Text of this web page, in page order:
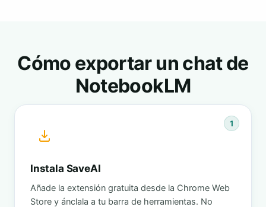
Cómo exportar un chat de
NotebookLM
1
Instala SaveAI
Añade la extensión gratuita desde la Chrome Web
Store y ánclala a tu barra de herramientas. No